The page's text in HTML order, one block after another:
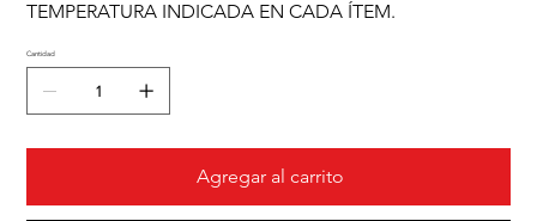
TEMPERATURA INDICADA EN CADA ÍTEM.
Cantidad
Agregar al carrito